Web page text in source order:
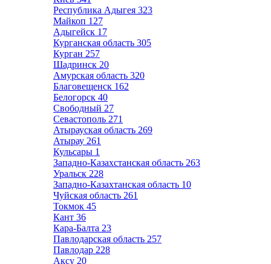
Республика Адыгея 323
Майкоп 127
Адыгейск 17
Курганская область 305
Курган 257
Шадринск 20
Амурская область 320
Благовещенск 162
Белогорск 40
Свободный 27
Севастополь 271
Атырауская область 269
Атырау 261
Кульсары 1
Западно-Казахстанская область 263
Уральск 228
Западно-Казахтанская область 10
Чуйская область 261
Токмок 45
Кант 36
Кара-Балта 23
Павлодарская область 257
Павлодар 228
Аксу 20